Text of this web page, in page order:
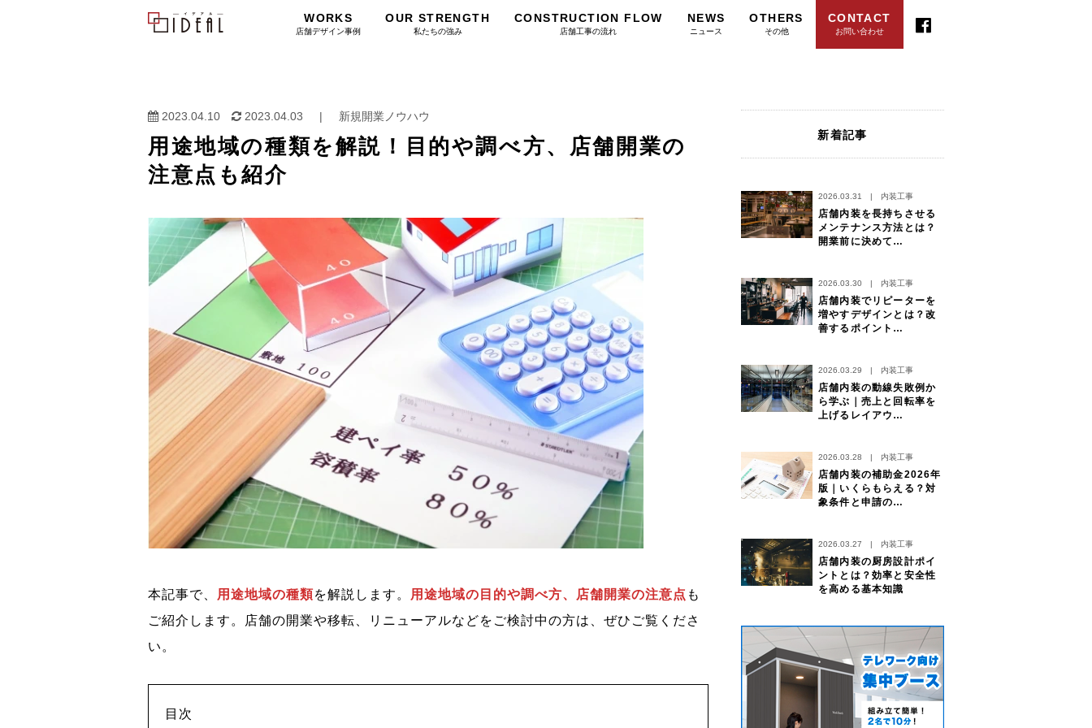
WORKS
店舗デザイン事例
OUR STRENGTH
私たちの強み
CONSTRUCTION FLOW
店舗工事の流れ
NEWS
ニュース
OTHERS
その他
CONTACT
お問い合わせ
2023.04.10 2023.04.03 | 新規開業ノウハウ
用途地域の種類を解説！目的や調べ方、店舗開業の
注意点も紹介
本記事で、 用途地域の種類を解説します。 用途地域の目的や調べ方、店舗開業の注意点 も
ご紹介します。店舗の開業や移転、リニューアルなどをご検討中の方は、ぜひご覧くださ
い。
目次
新着記事
2026.03.31 | 内装工事
店舗内装を長持ちさせる
メンテナンス方法とは？
開業前に決めて…
2026.03.30 | 内装工事
店舗内装でリピーターを
増やすデザインとは？改
善するポイント…
2026.03.29 | 内装工事
店舗内装の動線失敗例か
ら学ぶ｜売上と回転率を
上げるレイアウ…
2026.03.28 | 内装工事
店舗内装の補助金2026年
版｜いくらもらえる？対
象条件と申請の…
2026.03.27 | 内装工事
店舗内装の厨房設計ポイ
ントとは？効率と安全性
を高める基本知識